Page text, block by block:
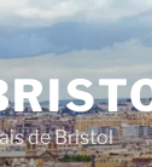
de Bristol